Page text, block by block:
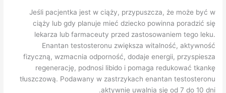
Jeśli pacjentka jest w ciąży, przypuszcza, że może być w
ciąży lub gdy planuje mieć dziecko powinna poradzić się
lekarza lub farmaceuty przed zastosowaniem tego leku.
Enantan testosteronu zwiększa witalność, aktywność
fizyczną, wzmacnia odporność, dodaje energii, przyspiesza
regenerację, podnosi libido i pomaga redukować tkankę
tłuszczową. Podawany w zastrzykach enantan testosteronu
aktywnie uwalnia się od 7 do 10 dni.